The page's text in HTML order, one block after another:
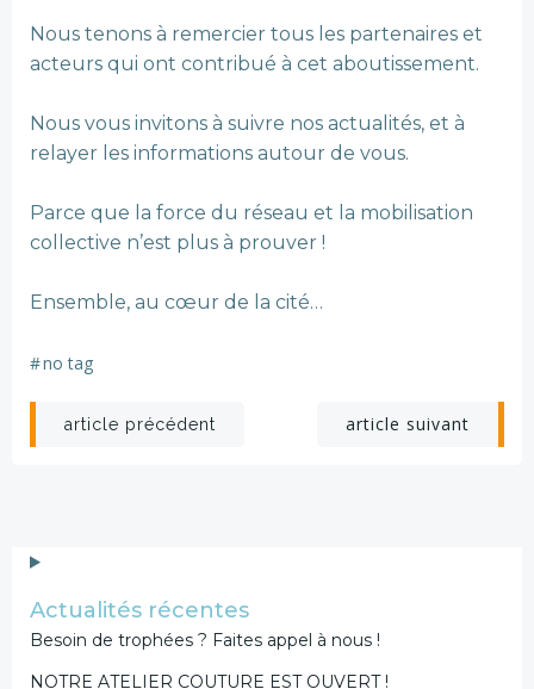
Nous tenons à remercier tous les partenaires et
acteurs qui ont contribué à cet aboutissement.
Nous vous invitons à suivre nos actualités, et à
relayer les informations autour de vous.
Parce que la force du réseau et la mobilisation
collective n’est plus à prouver !
Ensemble, au cœur de la cité…
#no tag
Post
article précédent
Postarticle suivant
Actualités récentes
Besoin de trophées ? Faites appel à nous !
NOTRE ATELIER COUTURE EST OUVERT !